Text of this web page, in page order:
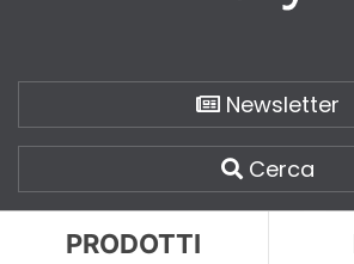
Newsletter
Cerca
PRODOTTI